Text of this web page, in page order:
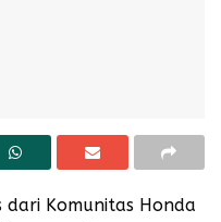
dari Komunitas Honda